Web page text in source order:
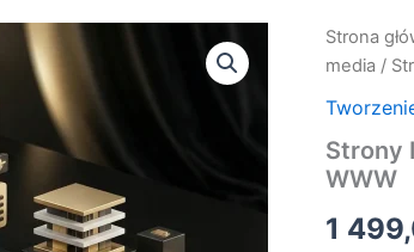
Strona
media /
Strony
WWW
1
ilość
Strony
Internetowe
Łódź
Agencja
Tworząca
WWW